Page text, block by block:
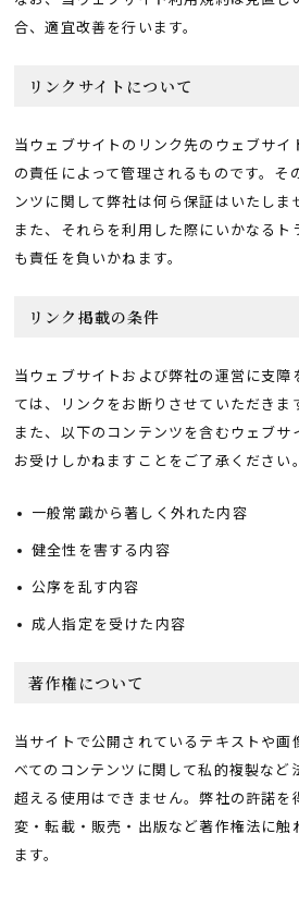
合、適宜改善を行います。
リンクサイトについて
当ウェブサイトのリンク先のウェブサ
の責任によって管理されるものです。そ
ンツに関して弊社は何ら保証はいたしま
また、それらを利用した際にいかなるト
も責任を負いかねます。
リンク掲載の条件
当ウェブサイトおよび弊社の運営に支障
ては、リンクをお断りさせていただきま
また、以下のコンテンツを含むウェブサ
お受けしかねますことをご了承ください。
一般常識から著しく外れた内容
健全性を害する内容
公序を乱す内容
成人指定を受けた内容
著作権について
当サイトで公開されているテキストや画
べてのコンテンツに関して私的複製など
超える使用はできません。弊社の許諾を
変・転載・販売・出版など著作権法に触
ます。